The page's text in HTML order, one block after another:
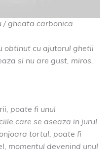
/ gheata carbonica
obtinut cu ajutorul ghetii
si nu are gust, miros.
poate fi unul
care se aseaza in jurul
tortul, poate fi
momentul devenind unul